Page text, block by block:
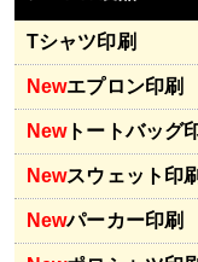
Tシャツ印刷
Newエプロン印刷
Newトートバッグ
Newスウェット印刷
Newパーカー印刷